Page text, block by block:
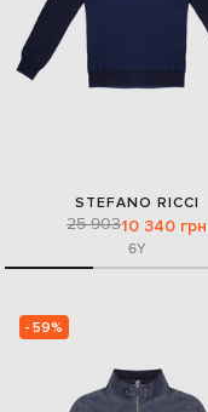
STEFANO RICCI
25 90310 340 грн
6Y
- 59%